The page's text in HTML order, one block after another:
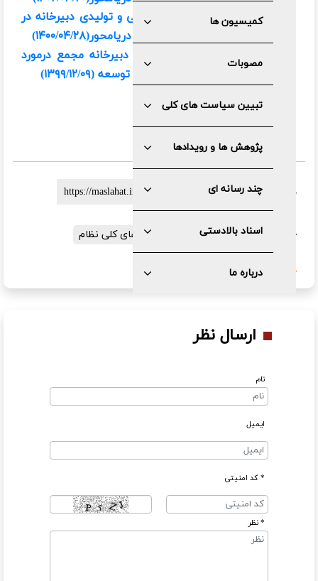
کمیسیون ها
مصوبات
تبیین سیاست های کلی
پژوهش ها و رویدادها
چند رسانه ای
اسناد بالادستی
درباره ما
پیش‌نویس کمیسیون زیربنایی و تولیدی دبیرخانه در
مورد سیاست‌های کلی توسعه دریامحور(۱۴۰۰/۰۴/۲۸)
پیش‌نویس کمیسیون تلفیق دبیرخانه مجمع درمورد
سیاست‌های کلی برنامه هفتم توسعه (۱۳۹۹/۱۲/۰۹)
لینک کوتاه :
برچسب ها: فرایند تعیین سیاست های کلی نظام
گزارش خطا
ارسال نظر
نام
ایمیل
* کد امنیتی
* نظر